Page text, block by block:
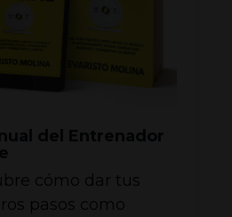
cómo dar tus
pasos como